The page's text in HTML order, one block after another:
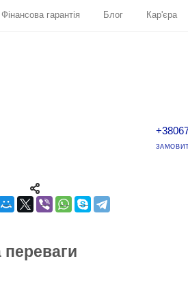
Фінансова гарантія Блог Кар'єра
переваги